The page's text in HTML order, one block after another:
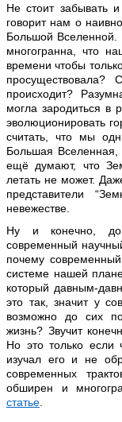
Не стоит забывать
говорит нам о
Большой Вселенной.
многогранна, что
времени чтобы
происходит?
могла зародиться в
эволюционировать
считать, что мы
Большая Вселенная,
ещё думают, что
летать не может.
представители
невежестве.
Ну и конечно, до
современный
почему
системе нашей
который давным-
это так, значит у
возможно до сих
жизнь? Звучит
Но это только если
изучал его и не
современных
обширен и
статье.